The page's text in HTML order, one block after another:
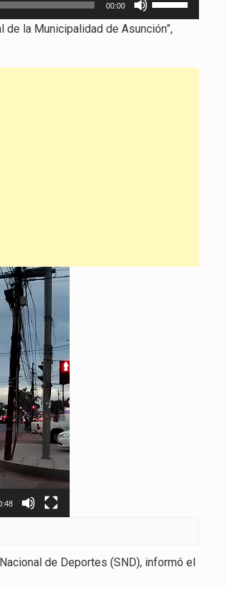
00:00
las
teclas
la Municipalidad de Asunción”,
de Deportes (SND), informó el